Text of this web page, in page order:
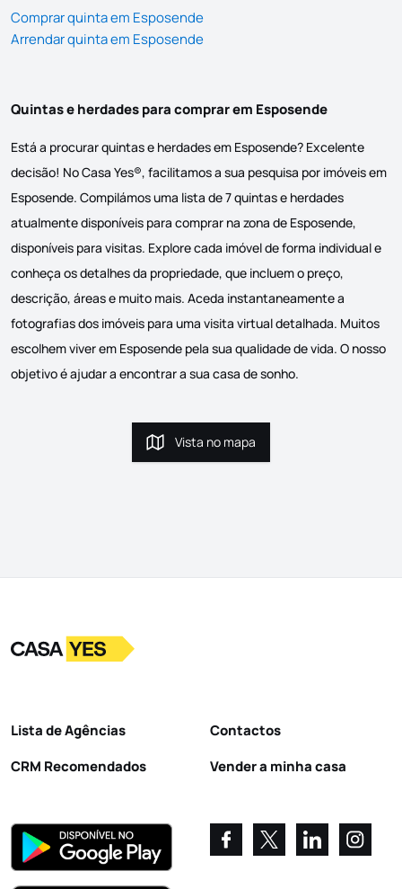
Comprar quinta em Esposende
Arrendar quinta em Esposende
Quintas e herdades para comprar em Esposende
Está a procurar quintas e herdades em Esposende? Excelente
decisão! No Casa Yes®, facilitamos a sua pesquisa por imóveis em
Esposende. Compilámos uma lista de 7 quintas e herdades
atualmente disponíveis para comprar na zona de Esposende,
disponíveis para visitas. Explore cada imóvel de forma individual e
conheça os detalhes da propriedade, que incluem o preço,
descrição, áreas e muito mais. Aceda instantaneamente a
fotografias dos imóveis para uma visita virtual detalhada. Muitos
escolhem viver em Esposende pela sua qualidade de vida. O nosso
objetivo é ajudar a encontrar a sua casa de sonho.
Vista no mapa
Vista no mapa
LogoIr para a homepage
Lista de Agências
CRM Recomendados
Contactos
Vender a minha casa